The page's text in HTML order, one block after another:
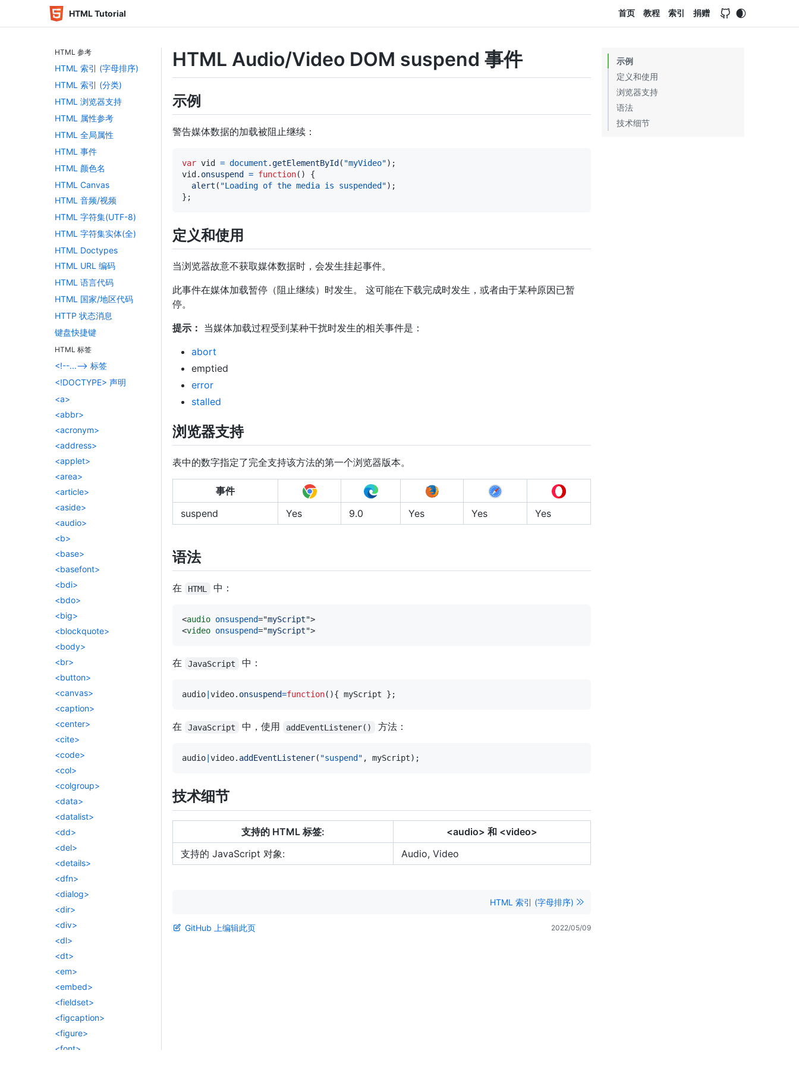
HTML Tutorial 首页 教程 索引 捐赠
HTML 参考
HTML 索引 (字母排序)
HTML 索引 (分类)
HTML 浏览器支持
HTML 属性参考
HTML 全局属性
HTML 事件
HTML 颜色名
HTML Canvas
HTML 音频/视频
HTML 字符集(UTF-8)
HTML 字符集实体(全)
HTML Doctypes
HTML URL 编码
HTML 语言代码
HTML 国家/地区代码
HTTP 状态消息
键盘快捷键
HTML 标签
<!--...--> 标签
<!DOCTYPE> 声明
<a>
<abbr>
<acronym>
<address>
<applet>
<area>
<article>
<aside>
<audio>
<b>
<base>
<basefont>
<bdi>
<bdo>
<big>
<blockquote>
<body>
<br>
<button>
<canvas>
<caption>
<center>
<cite>
<code>
<col>
<colgroup>
<data>
<datalist>
<dd>
<del>
<details>
<dfn>
<dialog>
<dir>
<div>
<dl>
<dt>
<em>
<embed>
<fieldset>
<figcaption>
<figure>
<font>
HTML Audio/Video DOM suspend 事件
示例
警告媒体数据的加载被阻止继续：
var vid = document .getElementById ( "myVideo") ;
vid . onsuspend = function( )
{
alert ( "Loading of the media is suspended") ;
} ;
定义和使用
当浏览器故意不获取媒体数据时，会发生挂起事件。
此事件在媒体加载暂停（阻止继续）时发生。 这可能在下载完成时发生，或者由于某种原因已暂
停。
提示： 当媒体加载过程受到某种干扰时发生的相关事件是：
abort
emptied
error
stalled
浏览器支持
表中的数字指定了完全支持该方法的第一个浏览器版本。
事件
suspend
Yes 9.0 Yes Yes Yes
语法
在 HTML 中：
<audio onsuspend="myScript">
<video onsuspend="myScript">
在 JavaScript 中：
audio video. onsuspend=function( ){ myScript } ;
在 JavaScript 中，使用 addEventListener() 方法：
audio video. addEventListener( "suspend" , myScript) ;
技术细节
支持的 HTML 标签:
<audio> 和 <video>
支持的 JavaScript 对象:
Audio, Video
HTML 索引 (字母排序)
GitHub 上编辑此页 2022/05/09
示例
定义和使用
浏览器支持
语法
技术细节